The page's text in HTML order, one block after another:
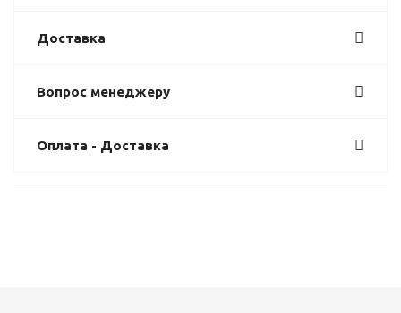
Доставка
Вопрос менеджеру
Оплата - Доставка